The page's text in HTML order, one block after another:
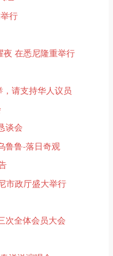
行
在悉尼隆重举行
请支持华人议员
谈会
鲁鲁-落日奇观
市政厅盛大举行
次全体会员大会